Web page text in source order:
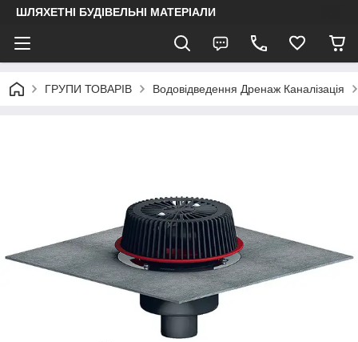
ШЛЯХЕТНІ БУДІВЕЛЬНІ МАТЕРІАЛИ
ГРУПИ ТОВАРІВ Водовідведення Дренаж Каналізація